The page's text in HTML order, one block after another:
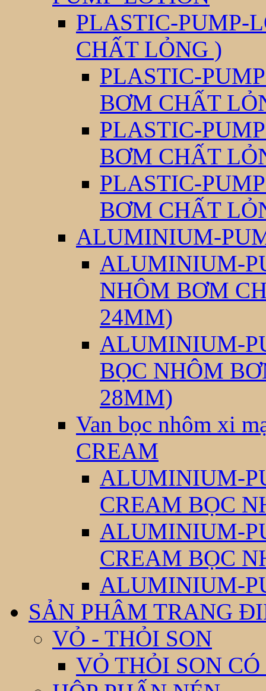
PLASTIC-PUMP-
CHẤT LỎNG )
PLASTIC-
BƠM CHẤT
PLASTIC-
BƠM CHẤT
PLASTIC-
BƠM CHẤT
ALUMINIUM-
ALUMINIUM-
NHÔM BƠM
24MM)
ALUMINIUM-
BỌC NHÔM
28MM)
Van bọc nhôm xi
CREAM
ALUMINIUM-
CREAM BỌC
ALUMINIUM-
CREAM BỌC
ALUMINIUM-
SẢN PHÂM TRANG
VỎ - THỎI SON
VỎ THỎI SON